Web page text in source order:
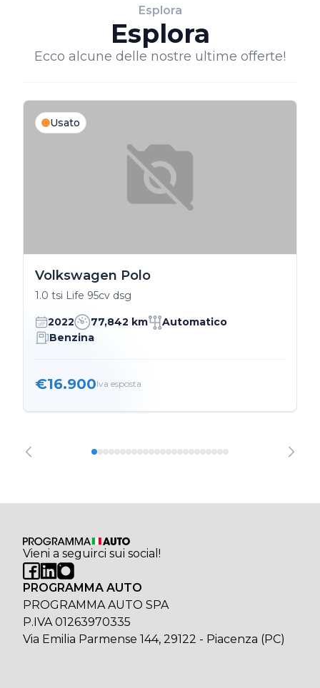
Esplora
Esplora
Ecco alcune delle nostre ultime offerte!
Usato
Volkswagen Polo
1.0 tsi Life 95cv dsg
2022 77,842 km
Automatico
Benzina
€16.900Iva esposta
Vieni a seguirci sui social!
PROGRAMMA AUTO
PROGRAMMA AUTO SPA
P.IVA 01263970335
Via Emilia Parmense 144, 29122 - Piacenza (PC)